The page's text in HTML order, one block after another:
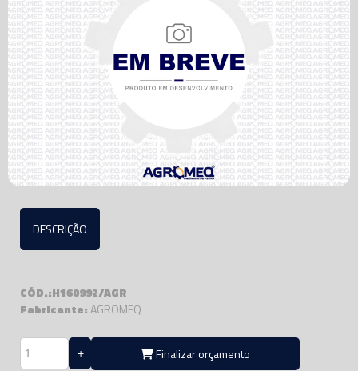
DESCRIÇÃO
CÓD.:H160992/AGR
Fabricante:AGROMEQ
Finalizar orçamento